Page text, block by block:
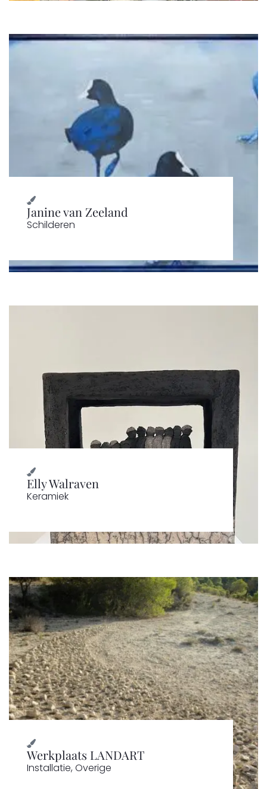
Janine van Zeeland
Schilderen
Elly Walraven
Keramiek
Werkplaats LANDART
Installatie, Overige